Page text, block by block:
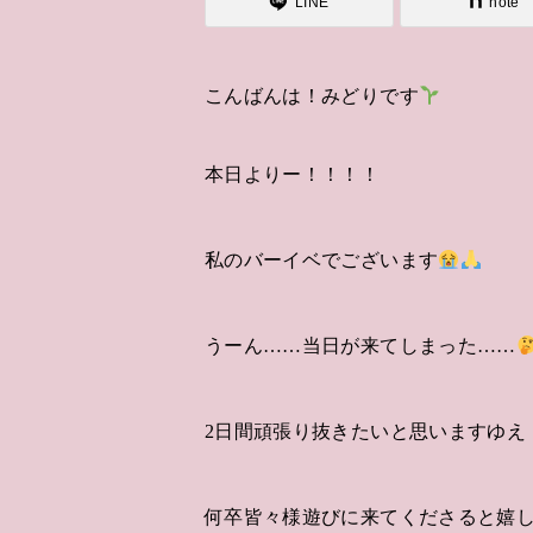
こんばんは！みどりです
本日よりー！！！！
私のバーイベでございます
うーん……当日が来てしまった……
2日間頑張り抜きたいと思いますゆえ
何卒皆々様遊びに来てくださると嬉